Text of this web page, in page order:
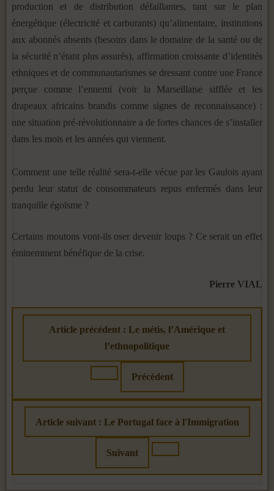
production et de distribution défaillantes, tant sur le plan
énergétique (électricité et carburants) qu’alimentaire, institutions
aux abonnés absents (besoins dans le domaine de la santé ou de
la sécurité n’étant plus assurés), affirmation croissante d’identités
ethniques et de communautarismes se dressant contre une France
perçue comme l’ennemi (voir la Marseillaise sifflée et les
drapeaux africains brandis comme signes de reconnaissance) :
une situation pré-révolutionnaire a de fortes chances de s’installer
dans les mois et les années qui viennent.
Comment une telle réalité sera-t-elle vécue par les Gaulois ayant
perdu leur statut de consommateurs repus enfermés dans leur
tranquille égoïsme ?
Certains moutons vont-ils oser devenir loups ? Ce serait un effet
éminemment bénéfique de la crise.
Pierre VIAL
Article précédent : Le métis, l’Amérique et
l’ethnopolitique
Précédent
Article suivant : Le Portugal face à l'Immigration
Suivant